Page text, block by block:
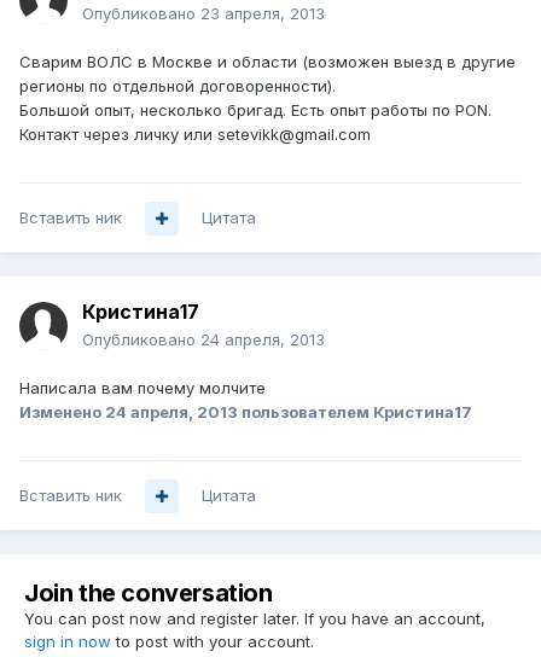
Опубликовано 23 апреля, 2013
Сварим ВОЛС в Москве и области (возможен выезд в другие
регионы по отдельной договоренности).
Большой опыт, несколько бригад. Есть опыт работы по PON.
Контакт через личку или setevikk@gmail.com
Вставить ник Цитата
Кристина17
Опубликовано 24 апреля, 2013
Написала вам почему молчите
Изменено 24 апреля, 2013 пользователем Кристина17
Вставить ник Цитата
Join the conversation
You can post now and register later. If you have an account,
sign in now to post with your account.